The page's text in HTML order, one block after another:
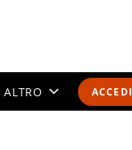
ACCEDI
ALTRO